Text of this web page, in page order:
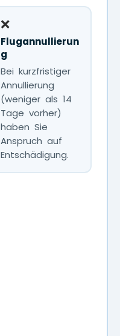
❌
Flugannullierun
g
Bei kurzfristiger
Annullierung
(weniger als 14
Tage vorher)
haben Sie
Anspruch auf
Entschädigung.